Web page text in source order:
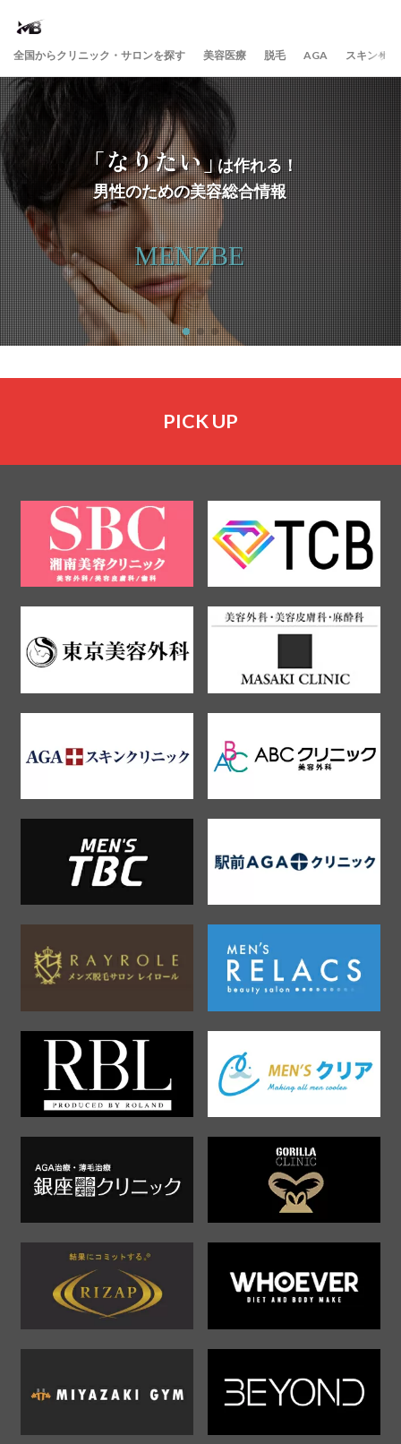
全国からクリニック・サロンを探す 美容医療 脱毛 AGA スキンケア
「なりたい」は作れる！
男性のための美容総合情報
MENZBE
PICK UP